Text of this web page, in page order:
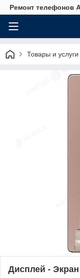
Ремонт телефонов
Товары и услуги
Дисплей -